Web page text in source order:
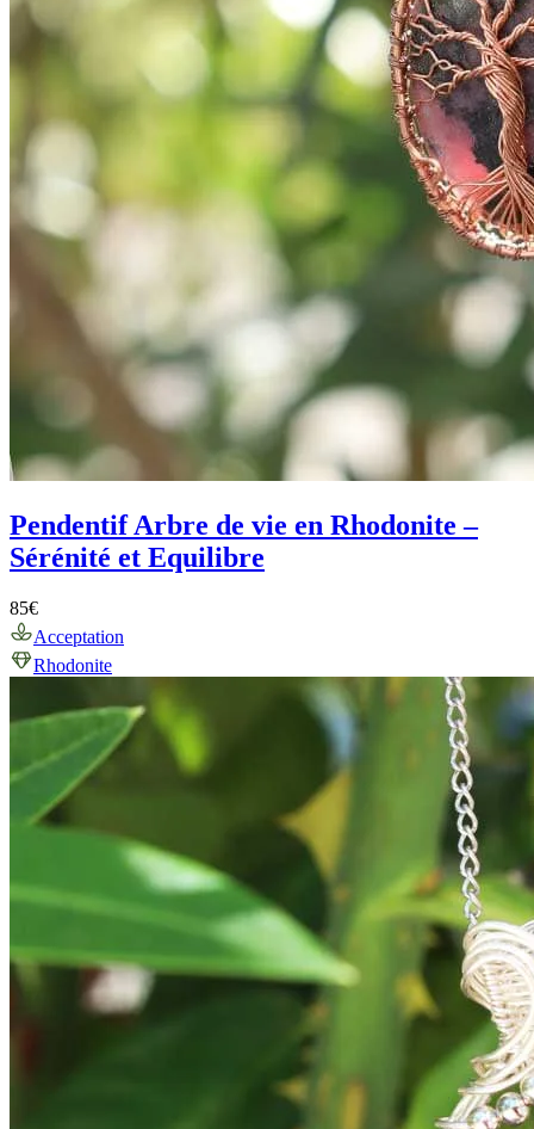
Pendentif Arbre de vie en Rhodonite –
Sérénité et Equilibre
85€
Acceptation
Rhodonite